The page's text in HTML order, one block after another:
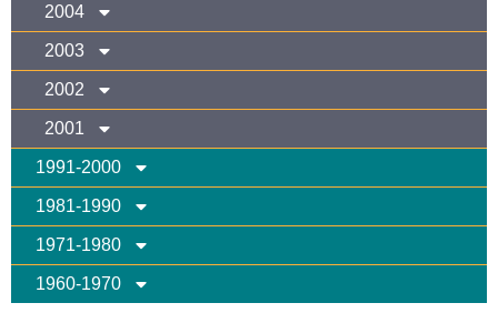
2004
2003
2002
2001
1991-2000
1981-1990
1971-1980
1960-1970